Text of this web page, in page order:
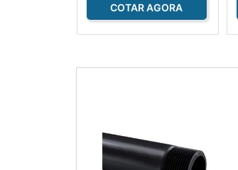
COTAR AGORA